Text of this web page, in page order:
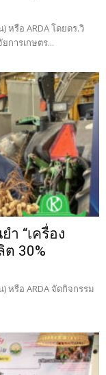
หรือ ARDA โดยดร.วิ
การเกษตร...
“เครื่อง
30%
หรือ ARDA จัดกิจกรรม